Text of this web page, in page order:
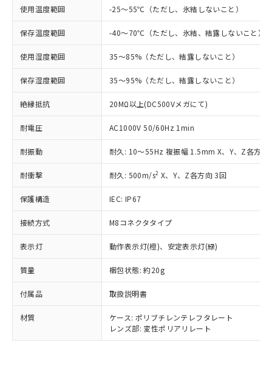
使用温度範囲 -25～55℃（ただし、氷結しないこと）
保存温度範囲 -40～70℃（ただし、氷結、結露しないこと）
使用湿度範囲 35～85%（ただし、結露しないこと）
保存湿度範囲 35～95%（ただし、結露しないこと）
絶縁抵抗 20MΩ以上(DC500Vメガにて)
耐電圧 AC1000V 50/60Hz 1min
耐振動 耐久: 10～55Hz 複振幅 1.5mm X、Y、Z各方向
耐衝撃 耐久: 500m/s2 X、Y、Z各方向 3回
保護構造 IEC: IP67
接続方式 M8コネクタタイプ
表示灯 動作表示灯(橙)、安定表示灯(緑)
質量 梱包状態: 約20g
付属品 取扱説明書
材質
ケース: ポリブチレンテレフタレート
レンズ部: 変性ポリアリレート
ご利用条件
以下の条件をお読みいただき、同意のうえ
ご利用ください。
本サービスは、当社制御機器事業取扱
商品の当社在庫状況および標準価格
(税抜)を提供させていただくもので
当社制御機器事業取扱商品の中には、
本サービスの対象外となる商品もある
ことをご了承ください。
在庫状況および標準価格照会結果は、
記載している更新日時点での社内デー
タに基づき作成されるものであり、閲
覧された時点での実際の在庫および標
準価格とは異なる場合があることをご
了承ください。
正式な納期状況および標準価格はお客
様のお取引先、またはお客様担当のオ
ムロン制御機器販売店・当社販売員に
ご相談ください。
オムロン制御機器販売店や当社販売拠
販売ネットワーク
」をご確認
ください。
対応予定：EU RoHS指令（10物質）の非含
有に対応した製品に切り替える予定のある
商品です。
非含有に非対応の商品で、対応品を出す予
定はありません。
非含有の対応状況を調査中または確認中の
非該当品：ライセンス料など無形物で、有
害物質有無と関係のない商品です。
仕入先様の事情により、非含有部品として
いたものが、含有品と判明した場合などや
むを得ず変更することがあります。
*EU RoHS指令（10物質）：
鉛(Pb) 1000ppm以下、 水銀(Hg) 1000ppm以下、 カド
ミウム(Cd) 100ppm以下、
(PBDE) 1000ppm以下、フタル酸ビス(2-エチルヘキシ
ル) (DEHP)(別名：DOP) 1000ppm以下、フタル酸ブチ
ルベンジル（BBP） 1000ppm以下、フタル酸ジブチル
（DBP） 1000ppm以下、フタル酸ジイソブチル
(DIBP) 1000ppm以下
但し、RoHS指令で産業用監視および制御機器に対する
適用除外項目は除く。
フタル酸エステル類の４物質については閾値を超える意
図的な使用がないことを確認しています。
※1 中国RoHS○×表
「○」：最大均質材料含有率が中国RoHSの
基準値以下であることを示します。
「×」：最大均質材料含有率が中国RoHSの
基準値を超えていることを示します。
「－」：未確認です。当社販売部門へお問
い合わせください。
*中国RoHS10物質の基準値 (GB/T26572)：
Pb(鉛) :1000ppm、 Hg(水銀) : 1000ppm、 Cd(カドミウ
Cr(Ⅵ)(六価クロム) : 1000ppm、 PBBs(ポリ臭化ビフェ
ニル類) : 1000ppm、 PBDEs(ポリ臭化ジフェニルエーテ
ル類) : 1000ppm、
DBP(フタル酸ジブチル) : 1000ppm、 DIBP(フタル酸ジ
イソブチル) : 1000ppm、 BBP(フタル酸ブチルベンジ
DEHP(フタル酸ビス(2-エチルヘキシル)) : 1000ppm
※2 環境保護使用期限
当社は、これら貴社製品のうち、外国
為替および外国貿易法に定める商品
または国外への提供する場合は、日本
国政府の輸出許可(または役務取引許
可)を取得するなどの必要な手続きを
とります。
当社は規制貨物を破棄する場合は、完
全に破砕するなど、違法に輸出されな
いよう必要な手段を講じます。
当社は貴社製品を、核兵器、ミサイ
ル、化学兵器、生物兵器またはその他
武器並びにこれらの製造装置等に一切
使用いたしません。
説明
一定数以上の在庫あり
一定数には満たないが在庫あり
在庫なし(最新の在庫状況につ
いては、お客様のお取引先、ま
たはお客様担当のオムロン制御